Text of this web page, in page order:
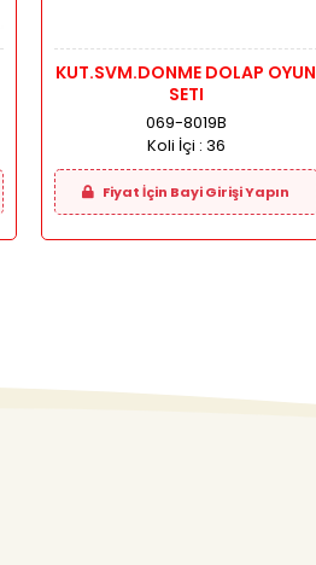
KUT.SVM.DONME DOLAP OYUN
SETI
069-8019B
Koli İçi : 36
Fiyat İçin Bayi Girişi Yapın